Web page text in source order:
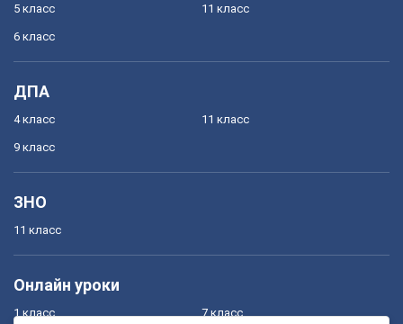
5 класс
6 класс
11 класс
ДПА
4 класс
9 класс
11 класс
ЗНО
11 класс
Онлайн уроки
1 класс 7 класс